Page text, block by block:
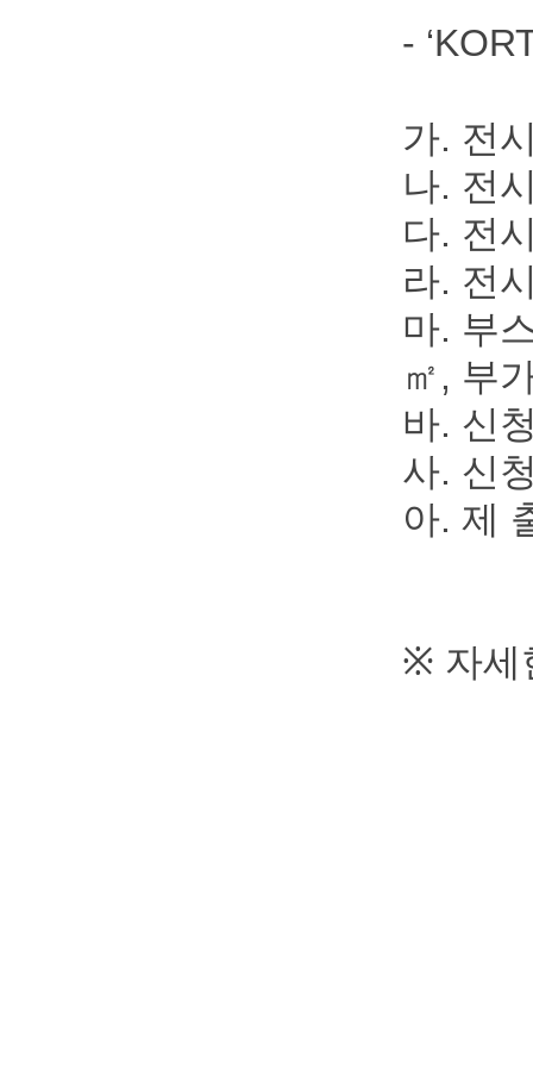
-
가. 전
나. 전
다. 전
라. 전
마. 부
㎡, 부
바. 신
사. 신
아. 제
※ 자세